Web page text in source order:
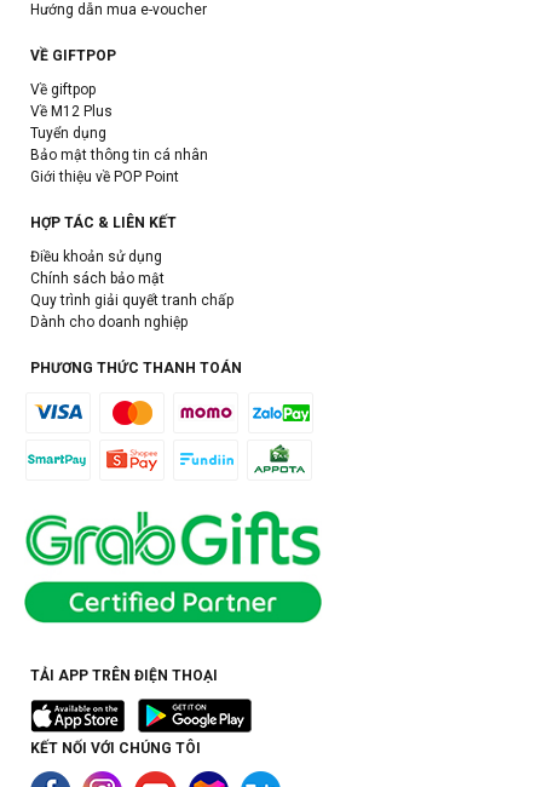
Hướng dẫn mua e-voucher
VỀ GIFTPOP
Về giftpop
Về M12 Plus
Tuyển dụng
Bảo mật thông tin cá nhân
Giới thiệu về POP Point
HỢP TÁC & LIÊN KẾT
Điều khoản sử dụng
Chính sách bảo mật
Quy trình giải quyết tranh chấp
Dành cho doanh nghiệp
PHƯƠNG THỨC THANH TOÁN
TẢI APP TRÊN ĐIỆN THOẠI
KẾT NỐI VỚI CHÚNG TÔI